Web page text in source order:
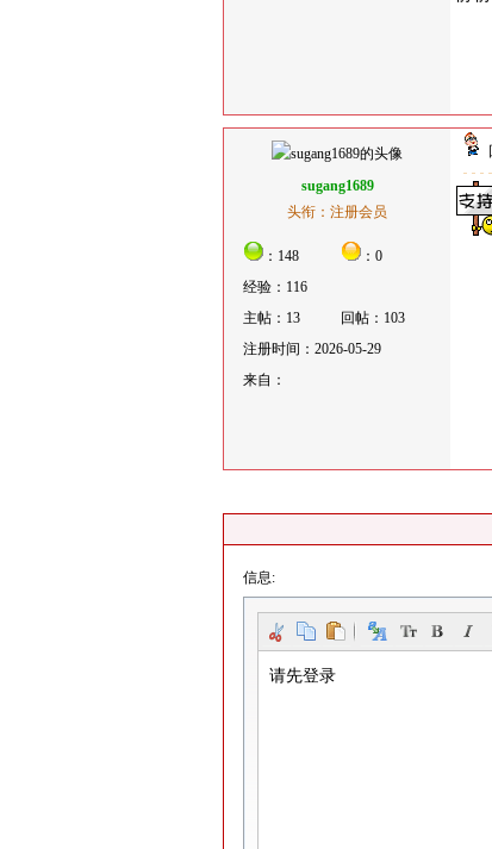
sugang1689
头衔：注册会员
：148
：0
经验：116
主帖：13
回帖：103
注册时间：2026-05-29
来自：
信息: